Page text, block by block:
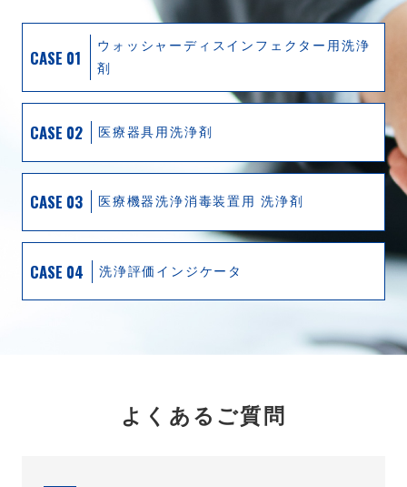
CASE 01
ウォッシャーディスインフェクター用洗浄
剤
CASE 02 医療器具用洗浄剤
CASE 03 医療機器洗浄消毒装置用 洗浄剤
CASE 04 洗浄評価インジケータ
よくあるご質問